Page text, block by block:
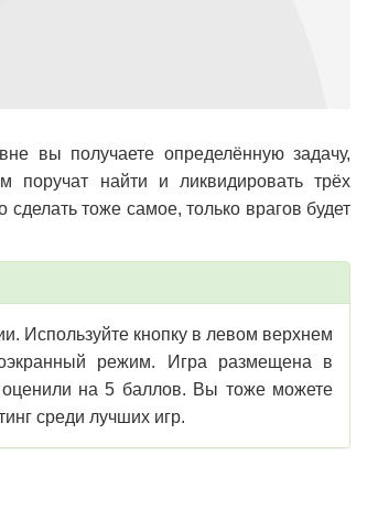
вы получаете определённую задачу,
найти и ликвидировать трёх
тоже самое, только врагов будет
Используйте кнопку в левом верхнем
режим. Игра размещена в
на 5 баллов. Вы тоже можете
среди лучших игр.